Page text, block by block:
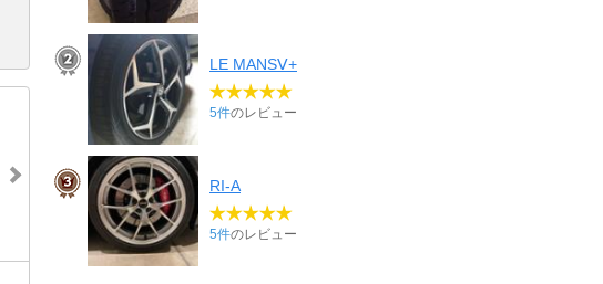
LE MANSⅤ+
5件のレビュー
RI-A
5件のレビュー